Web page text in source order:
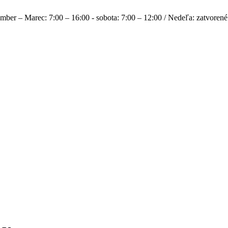
– Marec: 7:00 – 16:00 - sobota: 7:00 – 12:00 / Nedeľa: zatvorené